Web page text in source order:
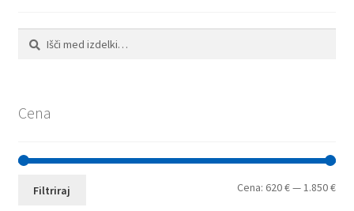
Išči:
Iskanje
Cena
Min
Max
Filtriraj Cena: 620 €—1.850 €